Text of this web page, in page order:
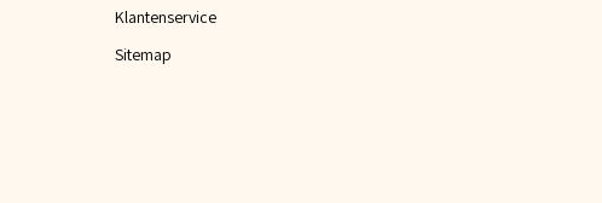
Klantenservice
Sitemap